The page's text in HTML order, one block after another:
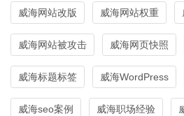
威海网站改版 威海网站权重
威海网站被攻击 威海网页快照
威海标题标签 威海WordPress
威海seo案例 威海职场经验